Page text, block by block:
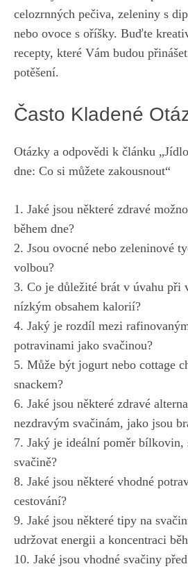
celozrnných pečiva, zeleniny s
nebo ovoce s oříšky. Buďte
recepty, které Vám budou
potěšení.
Často Kladené
Otázky a odpovědi k článku
dne: Co si můžete zakousnout“
1. Jaké jsou některé zdravé
během dne?
2. Jsou ovocné nebo zeleninové
volbou?
3. Co je důležité brát v úvahu při
nízkým obsahem kalorií?
4. Jaký je rozdíl mezi
potravinami jako svačinou?
5. Může být jogurt nebo cottage
snackem?
6. Jaké jsou některé zdravé
nezdravým svačinám, jako jsou
7. Jaký je ideální poměr bílkovin,
svačině?
8. Jaké jsou některé vhodné
cestování?
9. Jaké jsou některé tipy na
udržovat energii a koncentraci
10. Jaké jsou vhodné svačiny